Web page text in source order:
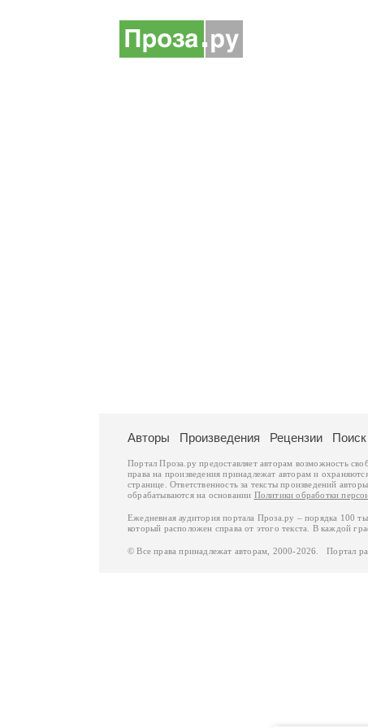
Авторы Произведения Рецензии Поиск
Портал Проза.ру предоставляет авторам возможность
права на произведения принадлежат авторам и
странице. Ответственность за тексты произведений
обрабатываются на основании Политики обработки
Ежедневная аудитория портала Проза.ру – порядка 100
который расположен справа от этого текста. В каждой
© Все права принадлежат авторам, 2000-2026. Портал